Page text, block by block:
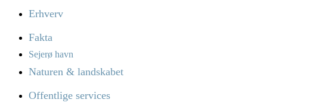
Erhverv
Fakta
Sejerø havn
Naturen & landskabet
Offentlige services